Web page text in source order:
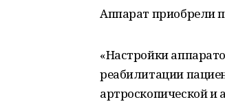
Аппарат приобрели
«Настройки
реабилитации
артроскопической и